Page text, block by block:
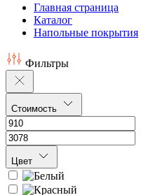
Главная страница
Каталог
Напольные покрытия
Фильтры
Стоимость
Цвет